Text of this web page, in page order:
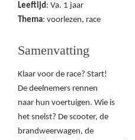
Leeftijd: Va. 1 jaar
Thema: voorlezen, race
Samenvatting
Klaar voor de race? Start!
De deelnemers rennen
naar hun voertuigen. Wie is
het snelst? De scooter, de
brandweerwagen, de